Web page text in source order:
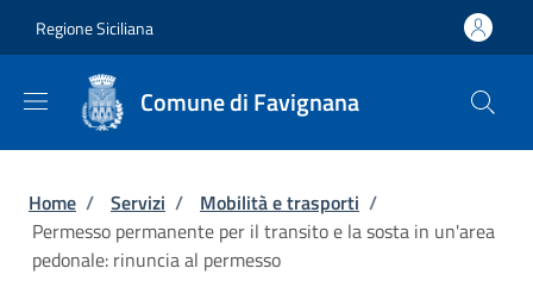
Regione Siciliana
Comune di Favignana
Briciole di pane
Home / Servizi / Mobilità e trasporti /
Permesso permanente per il transito e la sosta in un'area
pedonale: rinuncia al permesso